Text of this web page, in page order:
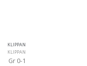
KLIPPAN
KLIPPAN
Gr 0-1